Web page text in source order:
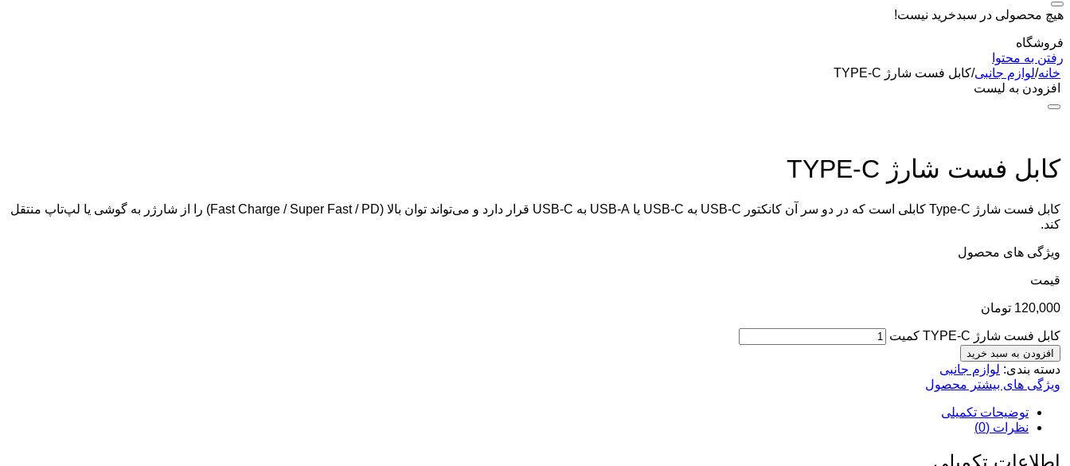
هیچ محصولی در سبدخرید نیست!
فروشگاه
رفتن به محتوا
خانه/لوازم جانبی/کابل فست شارژ TYPE-C
افزودن به لیست
کابل فست شارژ TYPE-C
کابل فست شارژ Type-C کابلی است که در دو سر آن کانکتور USB-C به USB-C یا USB-A به USB-C قرار دارد و می‌تواند توان بالا (Fast Charge / Super Fast / PD) را از شارژر به گوشی یا لپ‌تاپ منتقل
کند.
ویژگی های محصول
قيمت
120,000 تومان
کابل فست شارژ TYPE-C کمیت
افزودن به سبد خرید
دسته بندی: لوازم جانبی
ویژگی های بیشتر محصول
توضیحات تکمیلی
نظرات (0)
اطلاعات تکمیلی